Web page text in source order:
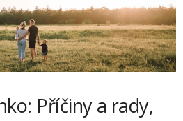
Příčiny a rady,